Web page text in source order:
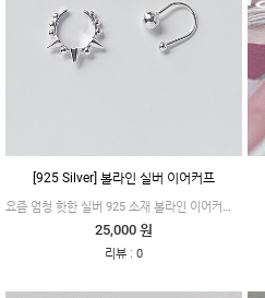
[925 Silver] 볼라인 실버 이어커프
요즘 엄청 핫한 실버 925 소재 볼라인 이어커프 입니다
25,000 원
리뷰: 0